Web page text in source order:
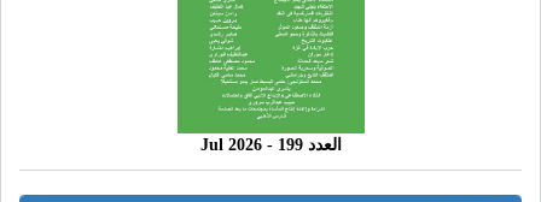
العدد 199 - 2026 Jul